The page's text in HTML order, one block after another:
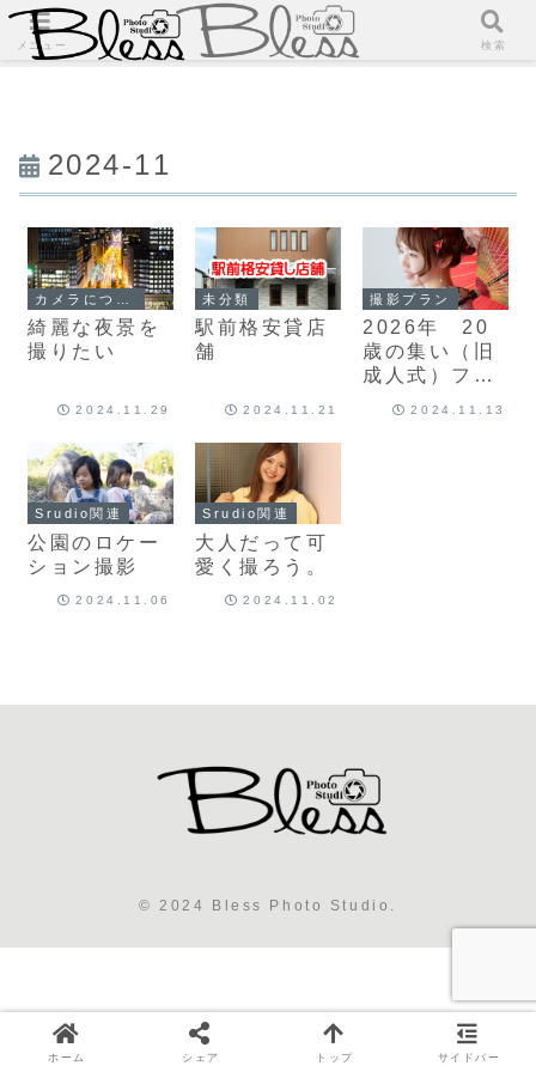
2024-11
綺麗な夜景を
撮りたい
2024.11.29
未分類
駅前格安貸店
舗
2024.11.21
撮影プラン
2026年 20
歳の集い（旧
成人式）フォ
2024.11.13
Srudio関連
公園のロケー
ション撮影
2024.11.06
Srudio関連
大人だって可
愛く撮ろう。
2024.11.02
© 2024 Bless Photo Studio.
メニュー 検索
ホーム シェア トップ サイドバー